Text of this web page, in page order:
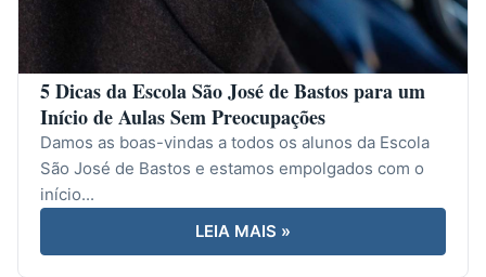
5 Dicas da Escola São José de Bastos para um
Início de Aulas Sem Preocupações
Damos as boas-vindas a todos os alunos da Escola
São José de Bastos e estamos empolgados com o
início...
LEIA MAIS »